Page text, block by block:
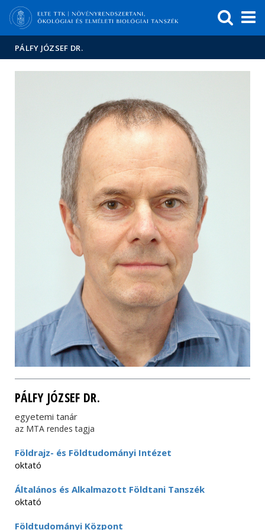
Hírek
Események
ELTE a
sajtóban
PÁLFY JÓZSEF DR.
PÁLFY JÓZSEF DR.
egyetemi tanár
az MTA rendes tagja
Földrajz- és Földtudományi Intézet
oktató
Általános és Alkalmazott Földtani Tanszék
oktató
Földtudományi Központ